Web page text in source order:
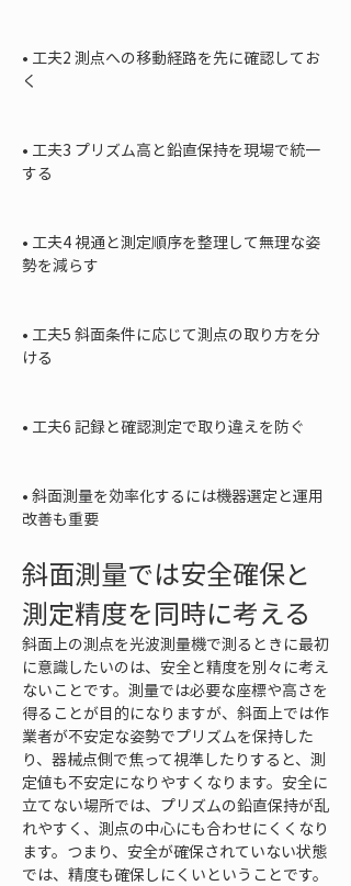
• 工夫2 測点への移動経路を先に確認してお
く
• 工夫3 プリズム高と鉛直保持を現場で統一
する
• 工夫4 視通と測定順序を整理して無理な姿
勢を減らす
• 工夫5 斜面条件に応じて測点の取り方を分
ける
• 工夫6 記録と確認測定で取り違えを防ぐ
• 斜面測量を効率化するには機器選定と運用
改善も重要
斜面測量では安全確保と
測定精度を同時に考える
斜面上の測点を光波測量機で測るときに最初
に意識したいのは、安全と精度を別々に考え
ないことです。測量では必要な座標や高さを
得ることが目的になりますが、斜面上では作
業者が不安定な姿勢でプリズムを保持した
り、器械点側で焦って視準したりすると、測
定値も不安定になりやすくなります。安全に
立てない場所では、プリズムの鉛直保持が乱
れやすく、測点の中心にも合わせにくくなり
ます。つまり、安全が確保されていない状態
では、精度も確保しにくいということです。